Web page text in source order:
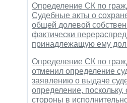
Определение СК по
Судебные акты о
общей долевой
фактически
принадлежащую ему
Определение СК по
отменил определение
заявлению о выдаче
определение,
стороны в